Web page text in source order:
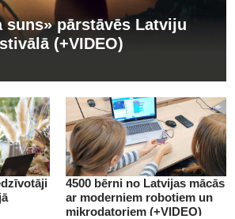
suns» pārstāvēs Latviju
(+VIDEO)
4500 bērni no Latvijas mācās
ar moderniem robotiem un
mikrodatoriem (+VIDEO)